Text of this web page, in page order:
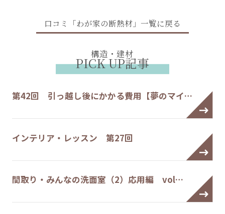
口コミ「わが家の断熱材」一覧に戻る
構造・建材
PICK UP記事
第42回 引っ越し後にかかる費用【夢のマイ…
インテリア・レッスン 第27回
間取り・みんなの洗面室（2）応用編 vol…